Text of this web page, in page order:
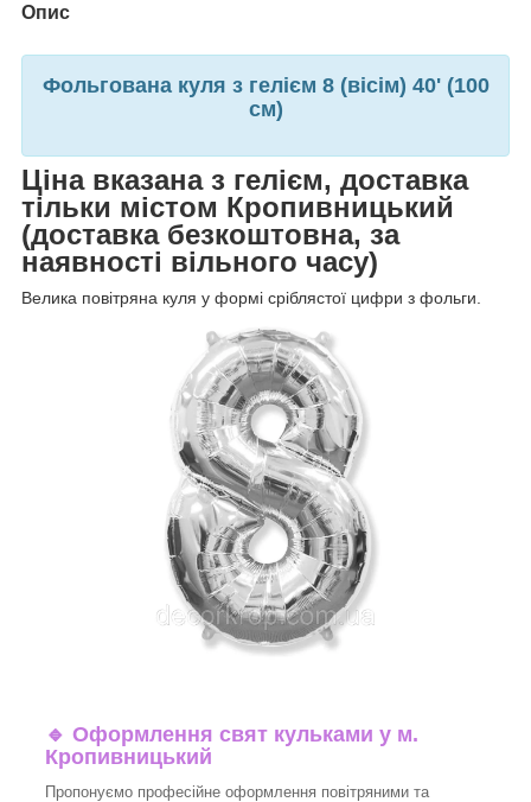
Опис
Фольгована куля з гелієм 8 (вісім) 40' (100
см)
Ціна вказана з гелієм, доставка
тільки містом Кропивницький
(доставка безкоштовна, за
наявності вільного часу)
Велика повітряна куля у формі сріблястої цифри з фольги.
🔹 Оформлення свят кульками у м.
Кропивницький
Пропонуємо професійне оформлення повітряними та